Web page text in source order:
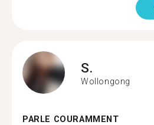
S.
Wollongong
PARLE COURAMMENT